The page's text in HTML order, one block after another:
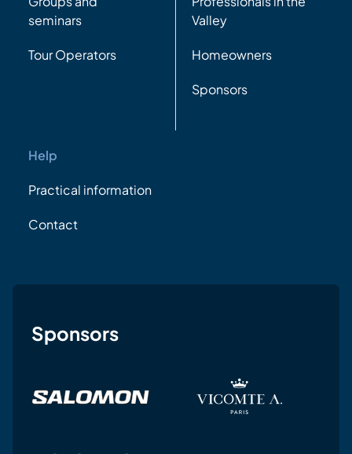
seminars
Tour Operators
Valley
Homeowners
Sponsors
Help
Practical information
Contact
Sponsors